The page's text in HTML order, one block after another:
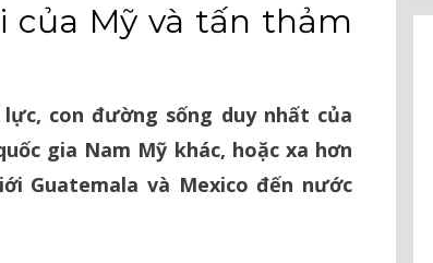
của Mỹ và tấn thảm
con đường sống duy nhất của
gia Nam Mỹ khác, hoặc xa hơn
Guatemala và Mexico đến nước